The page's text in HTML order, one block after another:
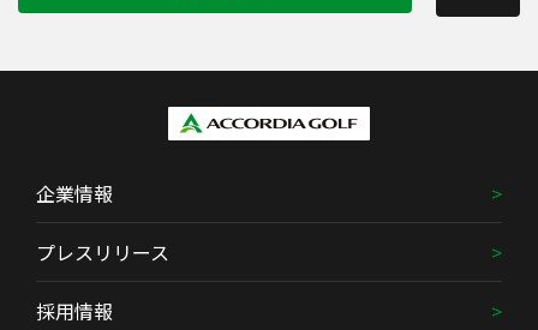
企業情報
プレスリリース
採用情報